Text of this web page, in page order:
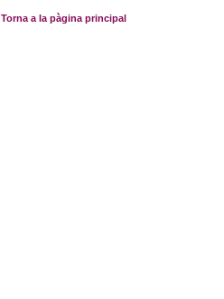
Torna a la pàgina principal